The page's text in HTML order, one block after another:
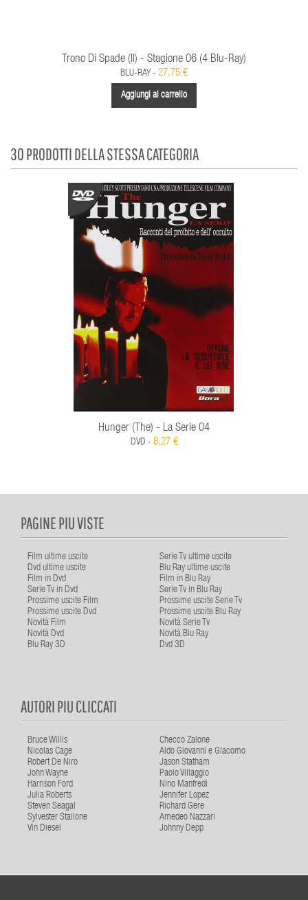
Trono Di Spade (Il) - Stagione 06 (4 Blu-Ray)
BLU-RAY - 27,75 €
Aggiungi al carrello
30 PRODOTTI DELLA STESSA CATEGORIA
Hunger (The) - La Serie 04
DVD - 8,27 €
PAGINE PIU VISTE
Film ultime uscite
Serie Tv ultime uscite
Dvd ultime uscite
Blu Ray ultime uscite
Film in Dvd
Film in Blu Ray
Serie Tv in Dvd
Serie Tv in Blu Ray
Prossime uscite Film
Prossime uscite Serie Tv
Prossime uscite Dvd
Prossime uscite Blu Ray
Novità Film
Novità Serie Tv
Novità Dvd
Novità Blu Ray
Blu Ray 3D
Dvd 3D
AUTORI PIU CLICCATI
Bruce Willis
Checco Zalone
Nicolas Cage
Aldo Giovanni e Giacomo
Robert De Niro
Jason Statham
John Wayne
Paolo Villaggio
Harrison Ford
Nino Manfredi
Julia Roberts
Jennifer Lopez
Steven Seagal
Richard Gere
Sylvester Stallone
Amedeo Nazzari
Vin Diesel
Johnny Depp